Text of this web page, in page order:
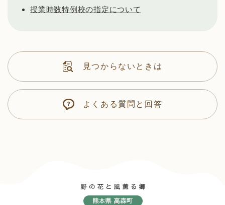
授業時数特例校の指定について
見つからないときは
よくある質問と回答